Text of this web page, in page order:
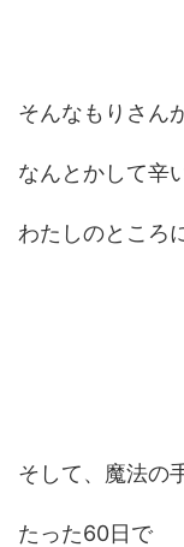
そんなもりさん
なんとかして辛
わたしのところ
そして、魔法の
たった60日で